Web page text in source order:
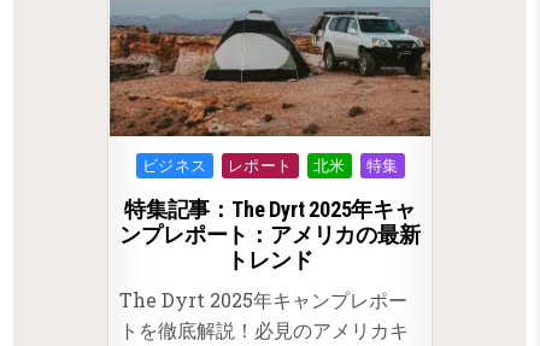
Posted
in
ビジネス レポート 北米 特集
特集記事：The Dyrt 2025年キャ
ンプレポート：アメリカの最新
トレンド
The Dyrt 2025年キャンプレポー
トを徹底解説！必見のアメリカキ